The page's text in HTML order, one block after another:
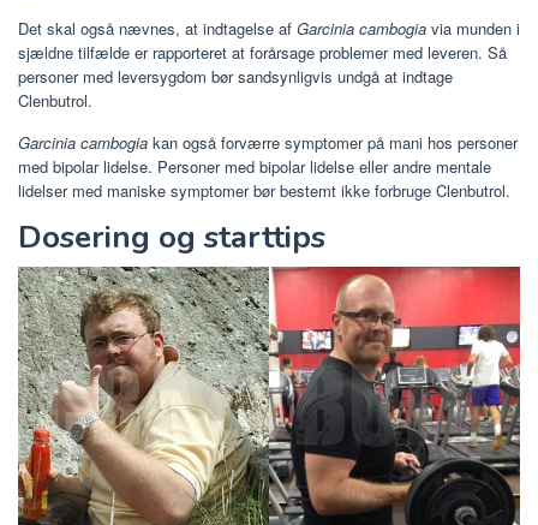
Det skal også nævnes, at indtagelse af Garcinia cambogia via munden i
sjældne tilfælde er rapporteret at forårsage problemer med leveren. Så
personer med leversygdom bør sandsynligvis undgå at indtage
Clenbutrol.
Garcinia cambogia kan også forværre symptomer på mani hos personer
med bipolar lidelse. Personer med bipolar lidelse eller andre mentale
lidelser med maniske symptomer bør bestemt ikke forbruge Clenbutrol.
Dosering og starttips